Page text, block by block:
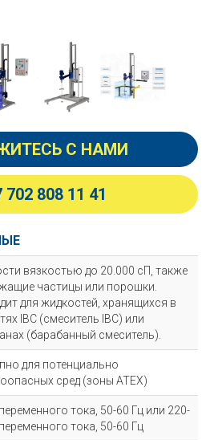
С НАМИ
702 808 11 41
вязкостью до 20.000 сП, также
частицы или порошки.
для жидкостей, хранящихся в
IBC (смеситель IBC) или
(барабанный смеситель).
для потенциально
сред (зоны ATEX)
тока, 50-60 Гц или 220-
тока, 50-60 Гц